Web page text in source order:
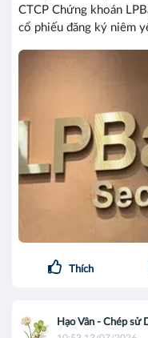
CTCP Chứng khoán
cổ phiếu đăng ký niêm
Thích
Hạo Vân - Chép sử